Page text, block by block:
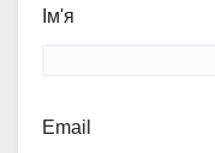
Ім'я
Email